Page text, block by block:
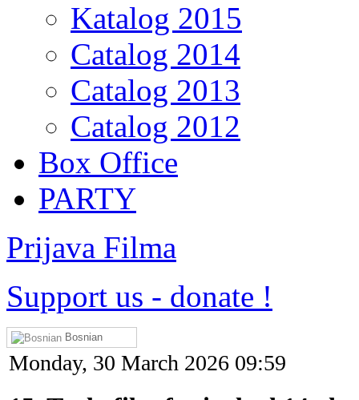
Katalog 2015
Catalog 2014
Catalog 2013
Catalog 2012
Box Office
PARTY
Prijava Filma
Support us - donate !
Bosnian
Monday, 30 March 2026 09:59